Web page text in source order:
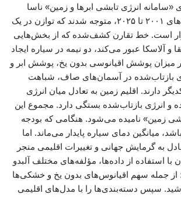
«سامانه انرژی تابشی ابرها و زمین» ناسا
(CERES) بین سال‌های ۲۰۰۱ تا ۲۰۲۵، متوجه شدند که توازن در یک
است. خط تقارن کشف‌شده که از بخش‌هایی
و آلاسکا عبور می‌کند، دو نیمه در سیاره ایجاد
میزان پوشش اقیانوسی بدون یخ، پوشش ابر و
بازتاب‌شده در آسمان‌های صاف، شباهت
دارند. اقلیم زمین به تعادل میان انرژی
انرژی بازتاب‌شده بستگی دارد. مجموع این
زمین» نامیده می‌شود. هنگامی که بودجه
میانگین دمای سیاره پایدار می‌ماند. اما
به گرمایش جهانی و تغییرات اقلیمی منجر
استفاده از داده‌ها، مؤلفه‌های مختلف آلبدو
از جمله سهم اقیانوس‌های بدون یخ و خشکی‌ها
سپس دسته‌بندی‌ها را با مدل‌های اقلیمی